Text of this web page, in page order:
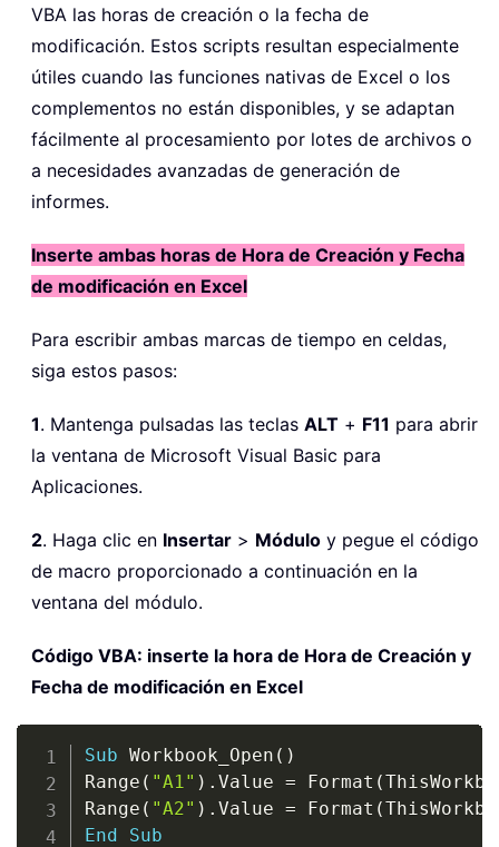
VBA las horas de creación o la fecha de
modificación. Estos scripts resultan especialmente
útiles cuando las funciones nativas de Excel o los
complementos no están disponibles, y se adaptan
fácilmente al procesamiento por lotes de archivos o
a necesidades avanzadas de generación de
informes.
Inserte ambas horas de Hora de Creación y Fecha
de modificación en Excel
Para escribir ambas marcas de tiempo en celdas,
siga estos pasos:
1. Mantenga pulsadas las teclas ALT + F11 para abrir
la ventana de Microsoft Visual Basic para
Aplicaciones.
2. Haga clic en Insertar > Módulo y pegue el código
de macro proporcionado a continuación en la
ventana del módulo.
Código VBA: inserte la hora de Hora de Creación y
Fecha de modificación en Excel
Sub Workbook_Open ( )
Range ( "A1" ) . Value = Format (
Range ( "A2" ) . Value = Format (
End
Sub